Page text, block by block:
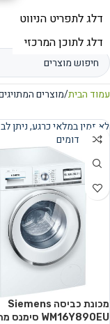
תפריט
עמוד הבית מוצרים המתויגים
נמכר
לא זמין במלאי כרגע, ניתן
מוצרים דומים
מכונת כביסה Siemens
WM16Y890EU סימנס מתצוגה